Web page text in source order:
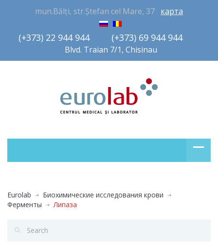
mun.Bălți, str.Ștefan cel Mare, 37 карта
(+373) 22 944 944         (+373) 69 944 944
Blvd. Traian 7/1, Chisinau
Eurolab
Биохимические исследования крови
Ферменты
Липаза